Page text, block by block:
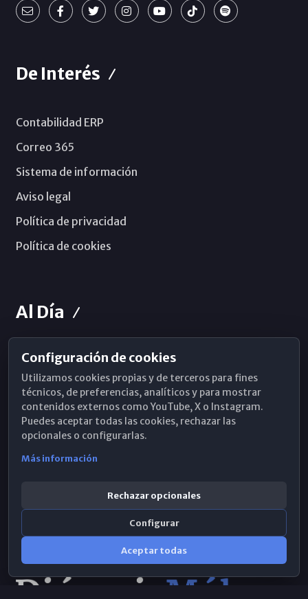
De Interés
Contabilidad ERP
Correo 365
Sistema de información
Aviso legal
Política de privacidad
Política de cookies
Al Día
Horarios de Misa
Hemeroteca
WhatsApp
Configuración de cookies
Utilizamos cookies propias y de terceros para fines
técnicos, de preferencias, analíticos y para mostrar
contenidos externos como YouTube, X o Instagram.
Puedes aceptar todas las cookies, rechazar las
opcionales o configurarlas.
Más información
Rechazar opcionales
Configurar
Aceptar todas